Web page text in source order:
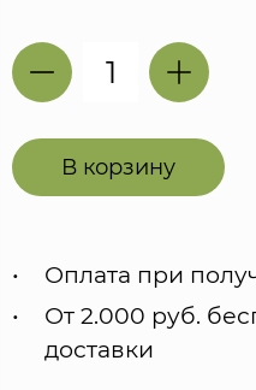
В корзину
Оплата при
От 2.000 руб.
доставки